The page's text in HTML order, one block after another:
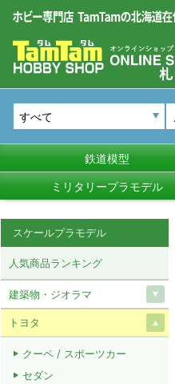
鉄道模型
ミリタリープラモデル
スケールプラモデル
人気商品ランキング
建築物・ジオラマ
トヨタ
クーペ / スポーツカー
セダン